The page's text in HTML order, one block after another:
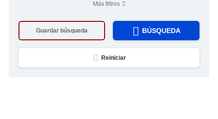
Más filtros
Guardar búsqueda BÚSQUEDA
Reiniciar